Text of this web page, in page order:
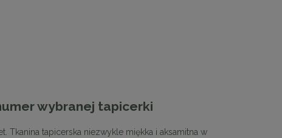
467,10 zł
Cena regularna:519,00 zł
wybranej tapicerki
Tkanina tapicerska niezwykle miękka i aksamitna w